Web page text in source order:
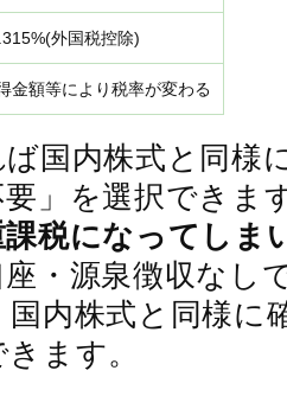
外国税控除)
金額等により税率が変わる
国内株式と同様
」を選択できま
課税になってしま
・源泉徴収なし
内株式と同様に
ます。